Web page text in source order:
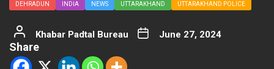
DEHRADUN INDIA NEWS UTTARAKHAND UTTARAKHAND POLICE
Khabar Padtal Bureau June 27, 2024
Share